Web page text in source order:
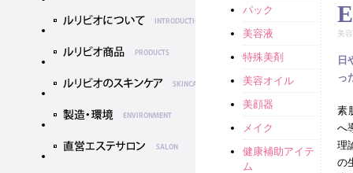
パック
美容液
特殊美剤
美容オイル
美顔器
メイク
健康補助アイテ
ム
美
日
っ
素
へ
理
の